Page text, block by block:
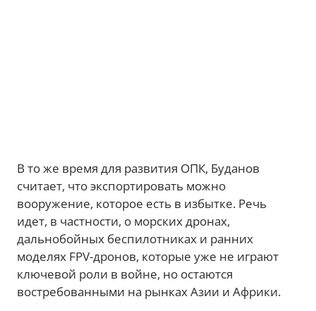
В то же время для развития ОПК, Буданов
считает, что экспортировать можно
вооружение, которое есть в избытке. Речь
идет, в частности, о морских дронах,
дальнобойных беспилотниках и ранних
моделях FPV-дронов, которые уже не играют
ключевой роли в войне, но остаются
востребованными на рынках Азии и Африки.